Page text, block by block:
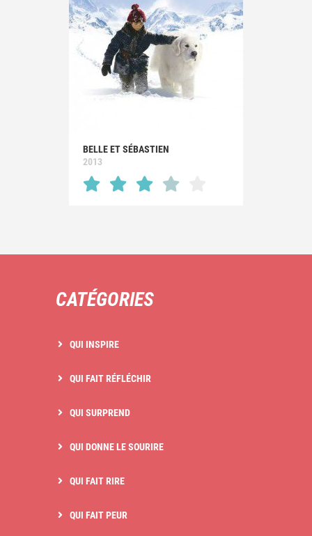
BELLE ET SÉBASTIEN
2013
CATÉGORIES
QUI INSPIRE
QUI FAIT RÉFLÉCHIR
QUI SURPREND
QUI DONNE LE SOURIRE
QUI FAIT RIRE
QUI FAIT PEUR